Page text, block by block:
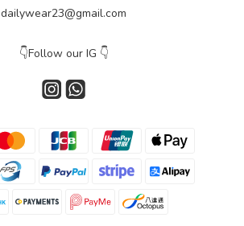
dailywear23@gmail.com
👇Follow our IG 👇